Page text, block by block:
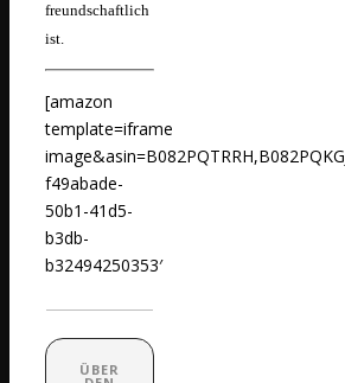
freundschaftlich
ist.
[amazon
template=iframe
f49abade-
50b1-41d5-
b3db-
b32494250353′